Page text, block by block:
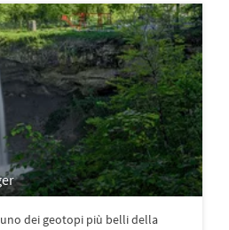
dei geotopi più belli della